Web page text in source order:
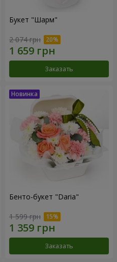
Букет "Шарм"
2 074 грн
Заказать
Бенто-букет "Daria"
1 599 грн
Заказать